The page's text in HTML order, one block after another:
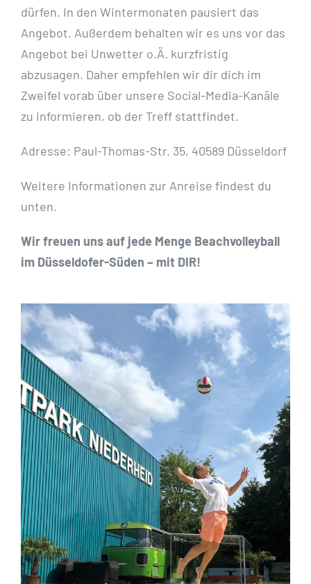
dürfen. In den Wintermonaten pausiert das
Angebot. Außerdem behalten wir es uns vor das
Angebot bei Unwetter o.Ä. kurzfristig
abzusagen. Daher empfehlen wir dir dich im
Zweifel vorab über unsere Social-Media-Kanäle
zu informieren, ob der Treff stattfindet.
Adresse: Paul-Thomas-Str. 35, 40589 Düsseldorf
Weitere Informationen zur Anreise findest du
unten.
Wir freuen uns auf jede Menge Beachvolleyball
im Düsseldofer-Süden – mit DIR!